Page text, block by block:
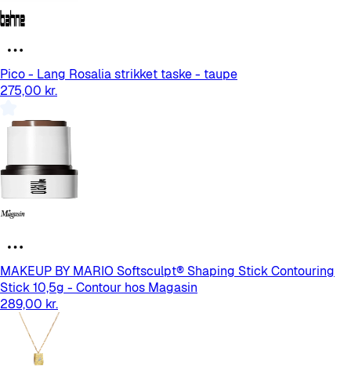
Pico - Lang Rosalia strikket taske - taupe
275,00 kr.
MAKEUP BY MARIO Softsculpt® Shaping Stick Contouring
Stick 10,5g - Contour hos Magasin
289,00 kr.